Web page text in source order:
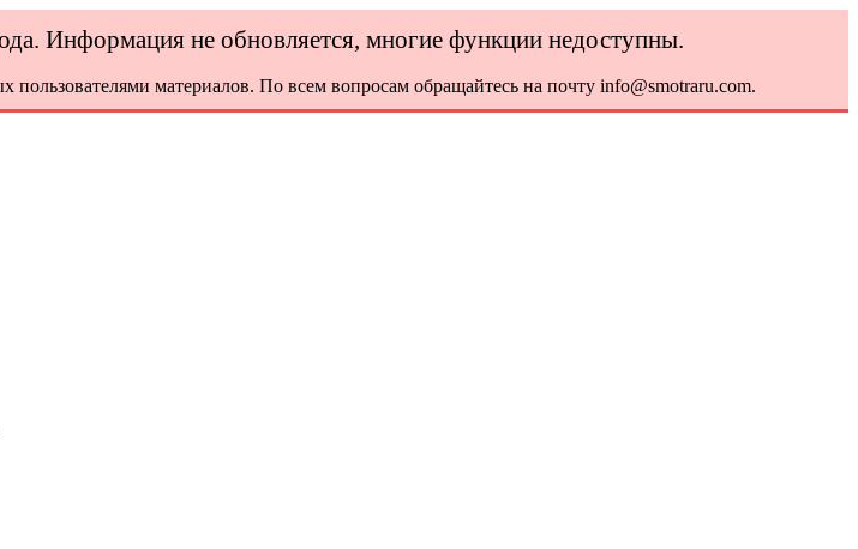
Информация не обновляется, многие функции недоступны.
пользователями материалов. По всем вопросам обращайтесь на почту info@smotraru.com.